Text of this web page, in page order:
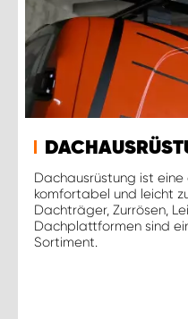
Dachausrüstung ist
komfortabel und leicht
Dachträger, Zurrösen,
Dachplattformen sind
Sortiment.